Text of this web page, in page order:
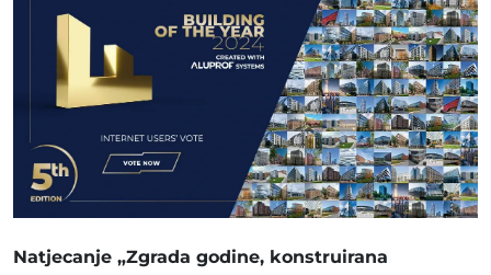
Natjecanje „Zgrada godine, konstruirana